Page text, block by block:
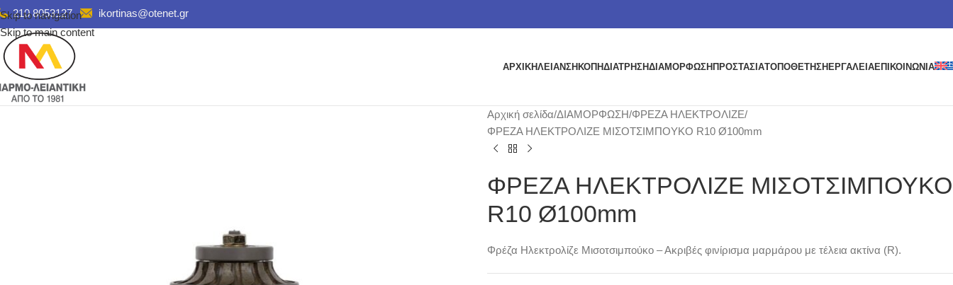
Skip to navigation
Skip to main content
210 8053127 ikortinas@otenet.gr
ΑΡΧΙΚΗΛΕΙΑΝΣΗ ΚΟΠΗΔΙΑΤΡΗΣΗΔΙΑΜΟΡΦΩΣΗ ΠΡΟΣΤΑΣΙΑΤΟΠΟΘΕΤΗΣΗ ΕΡΓΑΛΕΙΑΕΠΙΚΟΙΝΩΝΙΑ
Αρχική σελίδα ΔΙΑΜΟΡΦΩΣΗ ΦΡΕΖΑ ΗΛΕΚΤΡΟΛΙΖΕ
ΦΡΕΖΑ ΗΛΕΚΤΡΟΛΙΖΕ ΜΙΣΟΤΣIMΠΟΥΚΟ R10 Ø100mm
ΦΡΕΖΑ ΗΛΕΚΤΡΟΛΙΖΕ ΜΙΣΟΤΣIMΠΟΥΚΟ
R10 Ø100mm
Φρέζα Ηλεκτρολίζε Μισοτσιμπούκο – Ακριβές φινίρισμα μαρμάρου με τέλεια ακτίνα (R).